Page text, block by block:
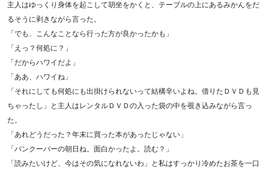
主人はゆっくり身体を起こして胡坐をかくと、テーブルの上にあるみかんをだ
るそうに剥きながら言った。
「でも、こんなことなら行った方が良かったかも」
「えっ？何処に？」
「だからハワイだよ」
「ああ、ハワイね」
「それにしても何処にも出掛けられないって結構辛いよね。借りたＤＶＤも見
ちゃったし」と主人はレンタルＤＶＤの入った袋の中を覗き込みながら言っ
た。
「あれどうだった？年末に買った本があったじゃない」
「バンクーバーの朝日ね。面白かったよ。読む？」
「読みたいけど、今はその気になれないわ」と私はすっかり冷めたお茶を一口